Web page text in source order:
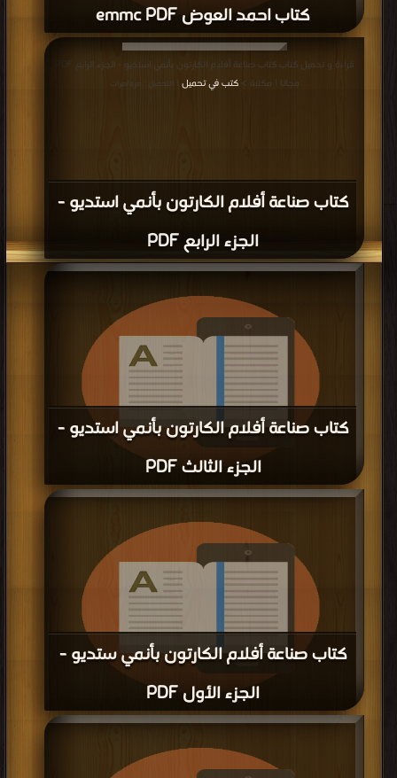
كتاب احمد العوض emmc PDF
قراءة و تحميل كتاب كتاب احمد العوض emmc PDF مجانا | مكتبة >
التحميل : مرة/مرات
كتاب صناعة أفلام الكارتون بأنمي استديو -
الجزء الرابع PDF
مجانا | مكتبة >كتب في تحميل | التحميل : مرة/مرات
كتاب صناعة أفلام الكارتون بأنمي استديو -
الجزء الثالث PDF
قراءة و تحميل كتاب كتاب صناعة أفلام الكارتون بأنمي استديو - الجزء الثالث PDF
كتب في تحميل| التحميل : مرة/مرات
كتاب صناعة أفلام الكارتون بأنمي ستديو -
الجزء الأول PDF
قراءة و تحميل كتاب كتاب صناعة أفلام الكارتون بأنمي ستديو - الجزء الأول PDF
مجانا | مكتبة >كتب في| التحميل : مرة/مرات